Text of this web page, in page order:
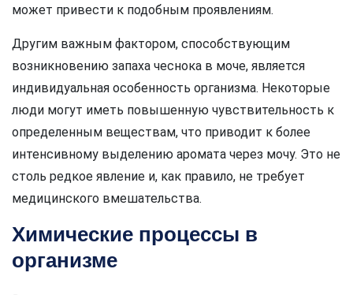
может привести к подобным проявлениям.
Другим важным фактором, способствующим
возникновению запаха чеснока в моче, является
индивидуальная особенность организма. Некоторые
люди могут иметь повышенную чувствительность к
определенным веществам, что приводит к более
интенсивному выделению аромата через мочу. Это не
столь редкое явление и, как правило, не требует
медицинского вмешательства.
Химические процессы в
организме